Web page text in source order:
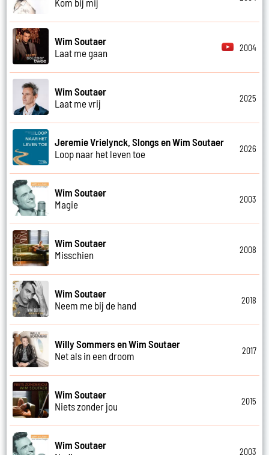
Kom bij mij
Wim Soutaer
Laat me gaan
2004
Wim Soutaer
Laat me vrij
2025
Jeremie Vrielynck, Slongs en Wim Soutaer
Loop naar het leven toe
2026
Wim Soutaer
Magie
2003
Wim Soutaer
Misschien
2008
Wim Soutaer
Neem me bij de hand
2018
Willy Sommers en Wim Soutaer
Net als in een droom
2017
Wim Soutaer
Niets zonder jou
2015
Wim Soutaer
2003